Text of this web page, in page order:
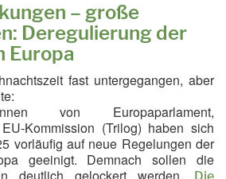
– große
Deregulierung der
Europa
fast untergegangen, aber
von Europaparlament,
Kommission (Trilog) haben sich
vorläufig auf neue Regelungen der
geeinigt. Demnach sollen die